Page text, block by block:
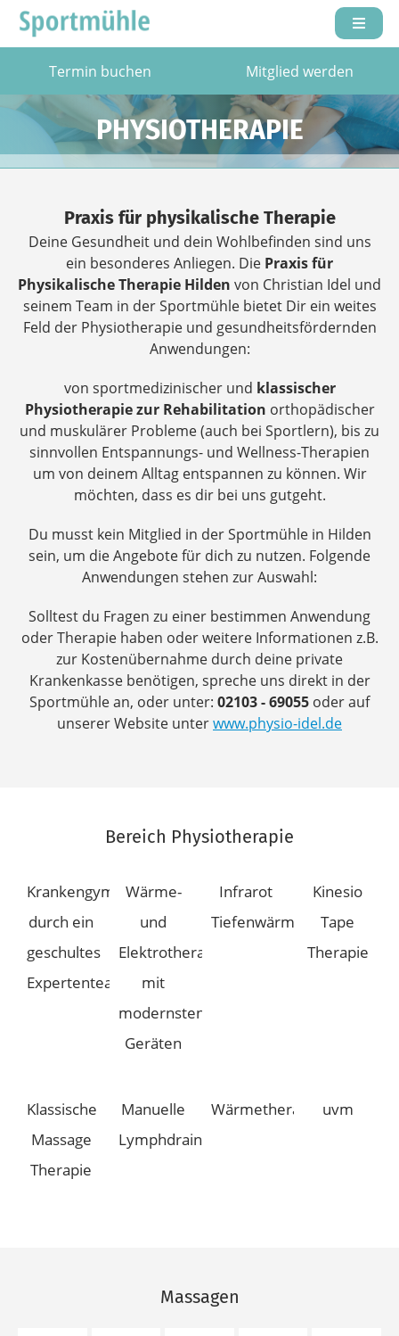
Termin buchen Mitglied werden
PHYSIOTHERAPIE
Praxis für physikalische Therapie
Deine Gesundheit und dein Wohlbefinden sind uns
ein besonderes Anliegen. Die Praxis für
Physikalische Therapie Hilden von Christian Idel und
seinem Team in der Sportmühle bietet Dir ein weites
Feld der Physiotherapie und gesundheitsfördernden
Anwendungen:
von sportmedizinischer und klassischer
Physiotherapie zur Rehabilitation orthopädischer
und muskulärer Probleme (auch bei Sportlern), bis zu
sinnvollen Entspannungs- und Wellness-Therapien
um von deinem Alltag entspannen zu können. Wir
möchten, dass es dir bei uns gutgeht.
Du musst kein Mitglied in der Sportmühle in Hilden
sein, um die Angebote für dich zu nutzen. Folgende
Anwendungen stehen zur Auswahl:
Solltest du Fragen zu einer bestimmen Anwendung
oder Therapie haben oder weitere Informationen z.B.
zur Kostenübernahme durch deine private
Krankenkasse benötigen, spreche uns direkt in der
Sportmühle an, oder unter: 02103 - 69055 oder auf
unserer Website unterwww.physio-idel.de
Bereich Physiotherapie
Krankengymnastik
durch ein
geschultes
Expertenteam
Wärme-
und
Elektrotherapien
mit
modernsten
Geräten
Infrarot
Tiefenwärme
Kinesio
Tape
Therapie
Klassische
Massage
Therapie
Manuelle
Lymphdrainage
Wärmetherapie uvm
Massagen